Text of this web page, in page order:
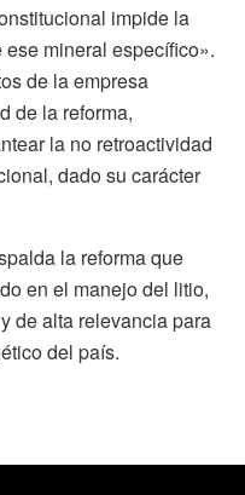
impide la
mineral específico».
de la empresa
de la reforma,
la no retroactividad
dado su carácter
la reforma que
en el manejo del litio,
de alta relevancia para
del país.